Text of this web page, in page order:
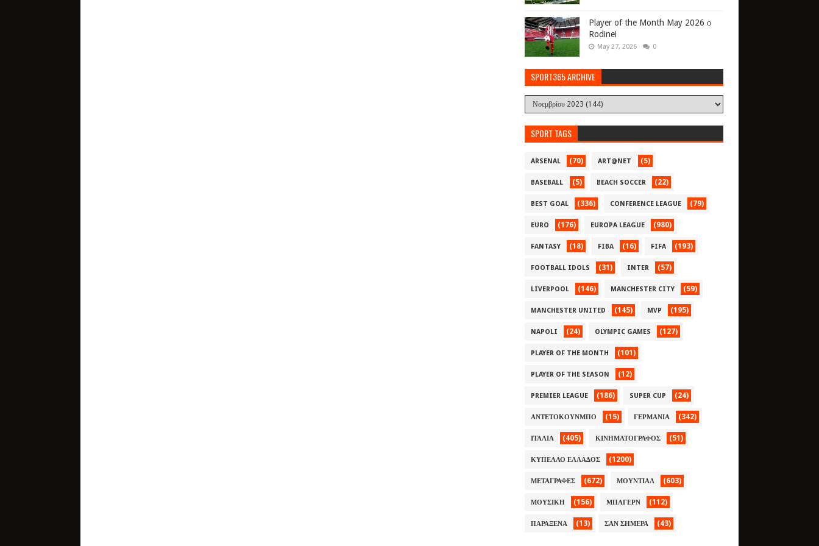
Player of the Month May 2026 ο
Rodinei
May 27, 2026 0
SPORT365 ARCHIVE
SPORT TAGS
ARSENAL (70) ART@NET (5)
BASEBALL (5) BEACH SOCCER (22)
BEST GOAL (336) CONFERENCE LEAGUE (79)
EURO (176) EUROPA LEAGUE (980)
FANTASY (18) FIBA (16) FIFA (193)
FOOTBALL IDOLS (31) INTER (57)
LIVERPOOL (146) MANCHESTER CITY (59)
MANCHESTER UNITED (145) MVP (195)
NAPOLI (24) OLYMPIC GAMES (127)
PLAYER OF THE MONTH (101)
PLAYER OF THE SEASON (12)
PREMIER LEAGUE (186) SUPER CUP (24)
ΑΝΤΕΤΟΚΟΥΝΜΠΟ (15) ΓΕΡΜΑΝΙΑ (342)
ΙΤΑΛΙΑ (405) ΚΙΝΗΜΑΤΟΓΡΑΦΟΣ (51)
ΚΥΠΕΛΛΟ ΕΛΛΑΔΟΣ (1200)
ΜΕΤΑΓΡΑΦΕΣ (672) ΜΟΥΝΤΙΑΛ (603)
ΜΟΥΣΙΚΗ (156) ΜΠΑΓΕΡΝ (112)
ΠΑΡΑΞΕΝΑ (13) ΣΑΝ ΣΗΜΕΡΑ (43)